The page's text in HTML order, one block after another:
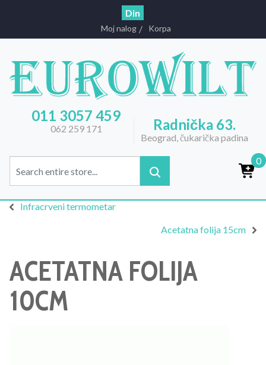
Din
Moj nalog Korpa
011 3057 459
062 259 171 Radnička 63.
Beograd, čukarička padina
0
Infracrveni termometar
Acetatna folija 15cm
ACETATNA FOLIJA
10CM